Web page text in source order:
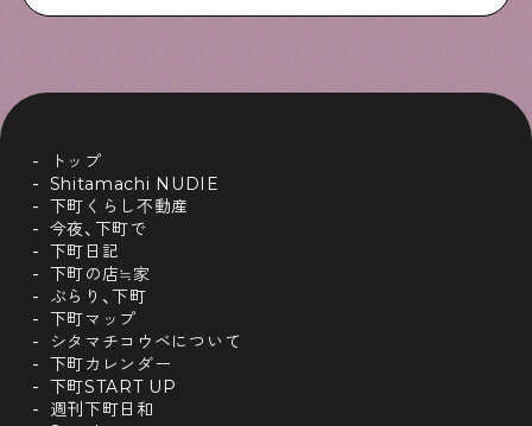
トップ
Shitamachi NUDIE
下町くらし不動産
今夜、下町で
下町日記
下町の店≒家
ぶらり、下町
下町マップ
シタマチコウベについて
下町カレンダー
下町START UP
週刊下町日和